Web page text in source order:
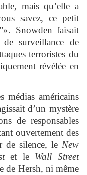
mais qu’elle a
savez, ce petit
Snowden faisait
surveillance de
terroristes du
révélée en
médias américains
d’un mystère
de responsables
ouvertement des
de silence, le New
et le Wall Street
de Hersh, ni même